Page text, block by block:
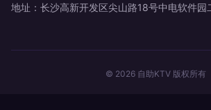
地址：长沙高新开发区尖山路18号中电软件园
© 2026 自助KTV 版权所有